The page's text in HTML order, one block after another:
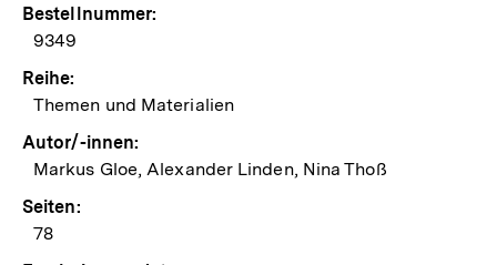
Bestellnummer:
9349
Reihe:
Themen und Materialien
Autor/-innen:
Markus Gloe, Alexander Linden, Nina Thoß
Seiten:
78